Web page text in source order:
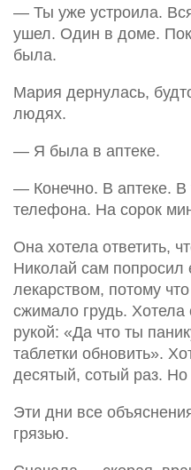
— Ты уже устроила.
ушел. Один в доме.
была.
Мария дернулась,
людях.
— Я была в аптеке.
— Конечно. В аптеке. В
телефона. На сорок
Она хотела ответить,
Николай сам попросил
лекарством, потому
сжимало грудь. Хотела
рукой: «Да что ты
таблетки обновить».
десятый, сотый раз. Но
Эти дни все
грязью.